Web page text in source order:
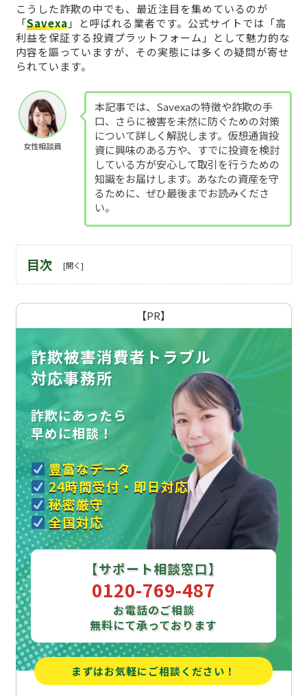
こうした詐欺の中でも、最近注目を集めているのが
「Savexa」と呼ばれる業者です。公式サイトでは「高
利益を保証する投資プラットフォーム」として魅力的な
内容を謳っていますが、その実態には多くの疑問が寄せ
られています。
女性相談員
本記事では、Savexaの特徴や詐欺の手
口、さらに被害を未然に防ぐための対策
について詳しく解説します。仮想通貨投
資に興味のある方や、すでに投資を検討
している方が安心して取引を行うための
知識をお届けします。あなたの資産を守
るために、ぜひ最後までお読みくださ
い。
目次
【PR】
詐欺被害消費者トラブル
対応事務所
詐欺にあったら
早めに相談！
豊富なデータ
24時間受付・即日対応
秘密厳守
全国対応
【サポート相談窓口】
0120-769-487
お電話のご相談
無料にて承っております
まずはお気軽にご相談ください！